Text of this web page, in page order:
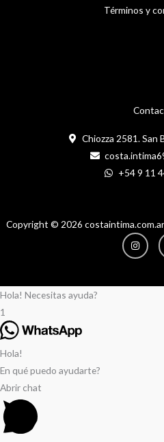
Chiozza 2581. San
+54 9 11
Términos y
Copyright © 2026
Hola! Necesitas ayuda?
1
Hola!
En qué puedo ayudarte?
Abrir chat